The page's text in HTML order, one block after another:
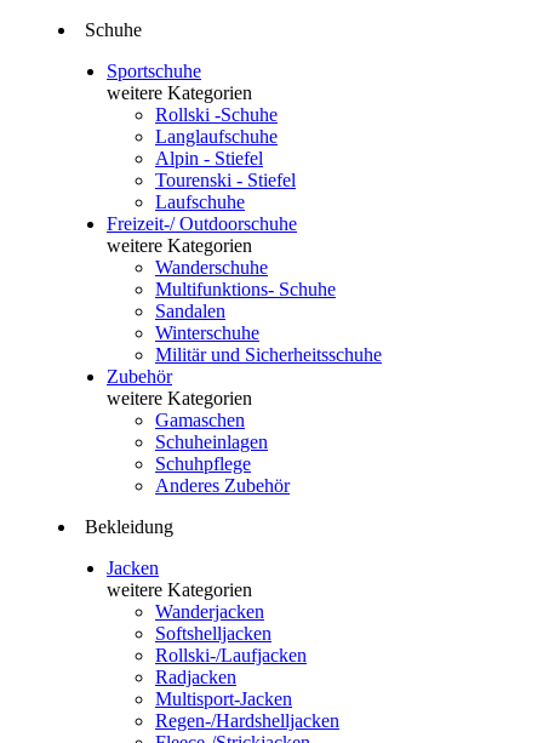
Schuhe
Sportschuhe
weitere Kategorien
Rollski -Schuhe
Langlaufschuhe
Alpin - Stiefel
Tourenski - Stiefel
Laufschuhe
Freizeit-/ Outdoorschuhe
weitere Kategorien
Wanderschuhe
Multifunktions- Schuhe
Sandalen
Winterschuhe
Militär und Sicherheitsschuhe
Zubehör
weitere Kategorien
Gamaschen
Schuheinlagen
Schuhpflege
Anderes Zubehör
Bekleidung
Jacken
weitere Kategorien
Wanderjacken
Softshelljacken
Rollski-/Laufjacken
Radjacken
Multisport-Jacken
Regen-/Hardshelljacken